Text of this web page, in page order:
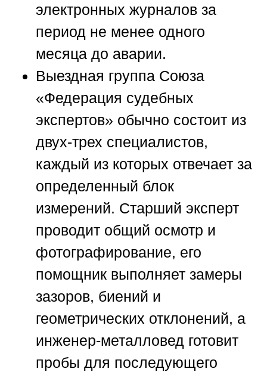
электронных журналов за
период не менее одного
месяца до аварии.
Выездная группа Союза
«Федерация судебных
экспертов» обычно состоит из
двух-трех специалистов,
каждый из которых отвечает за
определенный блок
измерений. Старший эксперт
проводит общий осмотр и
фотографирование, его
помощник выполняет замеры
зазоров, биений и
геометрических отклонений, а
инженер-металловед готовит
пробы для последующего